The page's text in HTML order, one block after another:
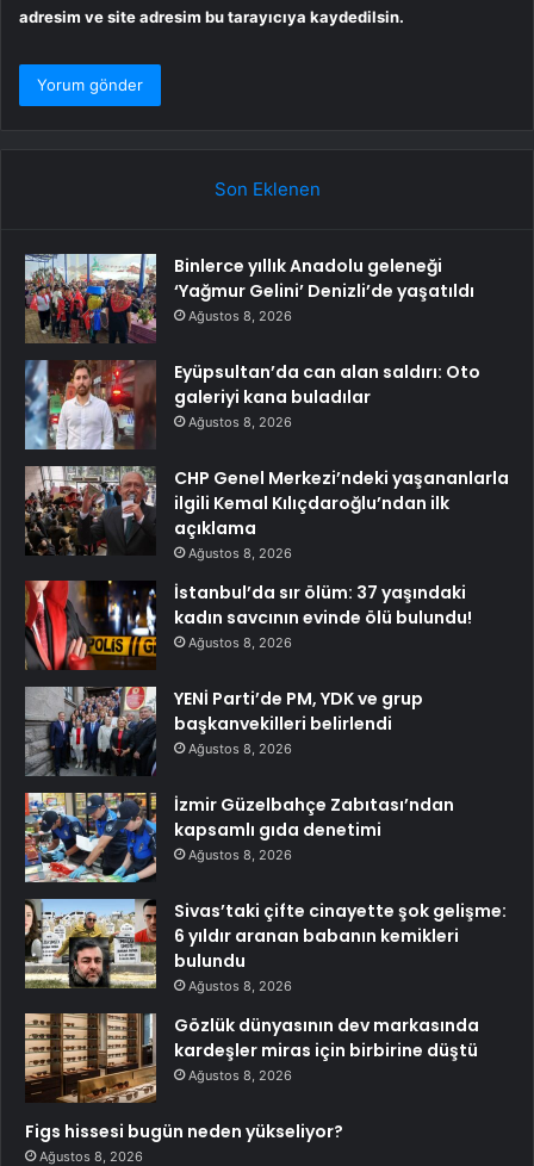
adresim ve site adresim bu tarayıcıya kaydedilsin.
Son Eklenen
Binlerce yıllık Anadolu geleneği
‘Yağmur Gelini’ Denizli’de yaşatıldı
Ağustos 8, 2026
Eyüpsultan’da can alan saldırı: Oto
galeriyi kana buladılar
Ağustos 8, 2026
CHP Genel Merkezi’ndeki yaşananlarla
ilgili Kemal Kılıçdaroğlu’ndan ilk
açıklama
Ağustos 8, 2026
İstanbul’da sır ölüm: 37 yaşındaki
kadın savcının evinde ölü bulundu!
Ağustos 8, 2026
YENİ Parti’de PM, YDK ve grup
başkanvekilleri belirlendi
Ağustos 8, 2026
İzmir Güzelbahçe Zabıtası’ndan
kapsamlı gıda denetimi
Ağustos 8, 2026
Sivas’taki çifte cinayette şok gelişme:
6 yıldır aranan babanın kemikleri
bulundu
Ağustos 8, 2026
Gözlük dünyasının dev markasında
kardeşler miras için birbirine düştü
Ağustos 8, 2026
Figs hissesi bugün neden yükseliyor?
Ağustos 8, 2026